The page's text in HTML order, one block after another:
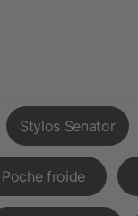
Stylos Senator
Poche froide